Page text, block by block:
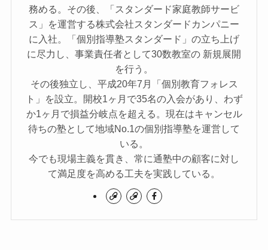
務める。その後、「スタンダード家庭教師サービ
ス」を運営する株式会社スタンダードカンパニー
に入社。「個別指導塾スタンダード」の立ち上げ
に尽力し、事業責任者として30数教室の 新規展開
を行う。
その後独立し、平成20年7月「個別教育フォレス
ト」を設立。開校1ヶ月で35名の入会があり、わず
か1ヶ月で損益分岐点を超える。現在はキャンセル
待ちの塾として地域No.1の個別指導塾を運営して
いる。
今でも現場主義を貫き、常に通塾中の顧客に対し
て満足度を高める工夫を実践している。